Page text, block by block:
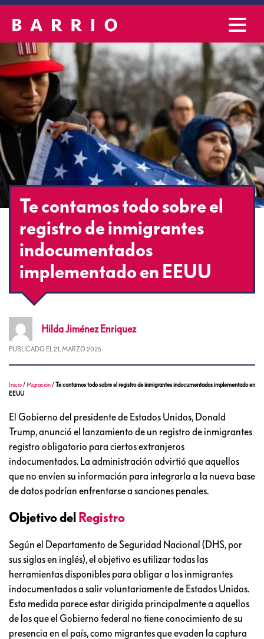
Te contamos todo sobre el
registro de inmigrantes
indocumentados
implementado en EEUU
HildaJiménez Enriquez
PUBLICADO EL 21, MARZO 2025
Inicio /Migración /Te contamos todo sobre el registro de inmigrantes indocumentados implementado en
EEUU
El Gobierno del presidente de Estados Unidos, Donald
Trump, anunció el lanzamiento de un registro de inmigrantes
registro obligatorio para ciertos extranjeros
indocumentados. La administración advirtió que aquellos
que no envíen su información para integrarla a la nueva base
de datos podrían enfrentarse a sanciones penales.
Objetivo del Registro
Según el Departamento de Seguridad Nacional (DHS, por
sus siglas en inglés), el objetivo es utilizar todas las
herramientas disponibles para obligar a los inmigrantes
indocumentados a salir voluntariamente de Estados Unidos.
Esta medida parece estar dirigida principalmente a aquellos
de los que el Gobierno federal no tiene conocimiento de su
presencia en el país, como migrantes que evaden la captura